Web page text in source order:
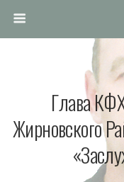
Глава
Жирновского